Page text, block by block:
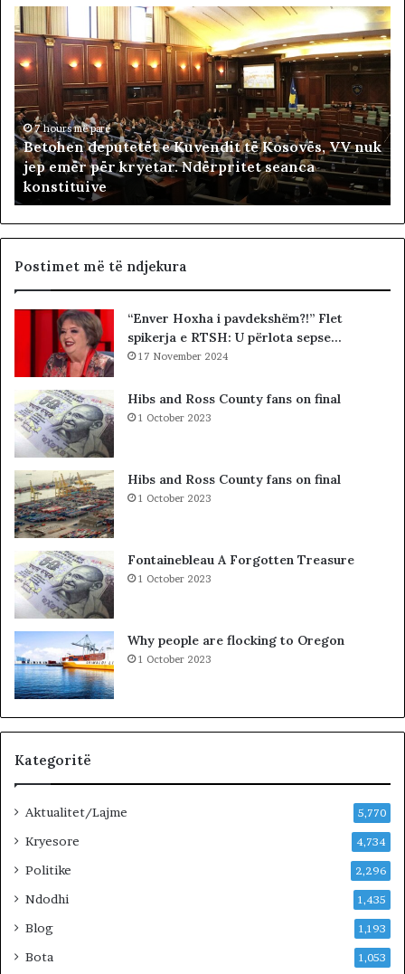
B
e
t
h
e
n
d
u
t
e
t
v
n
i
t
t
ë
K
s
o
v
ë
s
,
V
V
n
u
k
p
ë
ë
k
7 hours më parë
Betohen deputetët e Kuvendit të Kosovës, VV nuk
jep emër për kryetar. Ndërpritet seanca
konstituive
h
t
Postimet më të ndjekura
“Enver Hoxha i pavdekshëm?!” Flet
spikerja e RTSH: U përlota sepse…
17 November 2024
Hibs and Ross County fans on final
1 October 2023
Hibs and Ross County fans on final
1 October 2023
Fontainebleau A Forgotten Treasure
1 October 2023
Why people are flocking to Oregon
1 October 2023
Kategoritë
Aktualitet/Lajme 5,770
Kryesore 4,734
Politike 2,296
Ndodhi 1,435
Blog 1,193
Bota 1,053